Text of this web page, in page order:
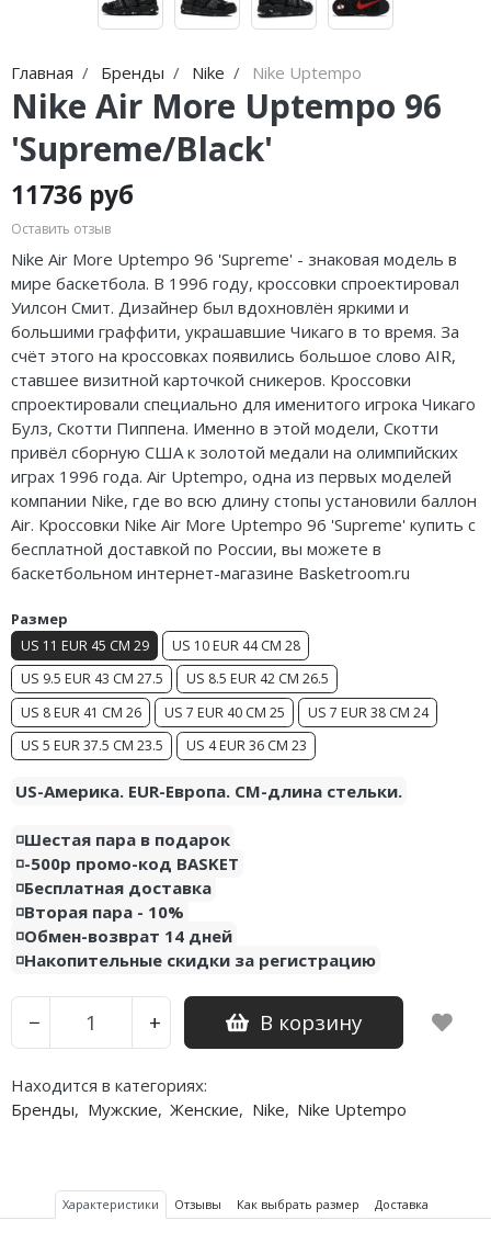
Главная Бренды Nike Nike Uptempo
Nike Air More Uptempo 96
'Supreme/Black'
11736 руб
Оставить отзыв
Nike Air More Uptempo 96 'Supreme' - знаковая модель в
мире баскетбола. В 1996 году, кроссовки спроектировал
Уилсон Смит. Дизайнер был вдохновлён яркими и
большими граффити, украшавшие Чикаго в то время. За
счёт этого на кроссовках появились большое слово AIR,
ставшее визитной карточкой сникеров. Кроссовки
спроектировали специально для именитого игрока Чикаго
Булз, Скотти Пиппена. Именно в этой модели, Скотти
привёл сборную США к золотой медали на олимпийских
играх 1996 года. Air Uptempo, одна из первых моделей
компании Nike, где во всю длину стопы установили баллон
Air. Кроссовки Nike Air More Uptempo 96 'Supreme' купить с
бесплатной доставкой по России, вы можете в
баскетбольном интернет-магазине Basketroom.ru
Размер
US 11 EUR 45 CM 29
US 10 EUR 44 CM 28
US 9.5 EUR 43 CM 27.5
US 8.5 EUR 42 CM 26.5
US 8 EUR 41 CM 26
US 7 EUR 40 CM 25
US 7 EUR 38 CM 24
US 5 EUR 37.5 CM 23.5
US 4 EUR 36 CM 23
US-Америка. EUR-Европа. CM-длина стельки.
◽️Шестая пара в подарок
◽️-500р промо-код BASKET
◽️Бесплатная доставка
◽️Вторая пара - 10%
◽️Обмен-возврат 14 дней
◽️Накопительные скидки за регистрацию
− + В корзину
Находится в категориях:
Бренды, Мужские, Женские, Nike, Nike Uptempo
Характеристики Отзывы Как выбрать размер Доставка
Air Jordan 312
Air Jordan 40
Air Jordan 39
Air Jordan 38
Air Jordan 37
Air Jordan 36
Air Jordan 1
Air Jordan 3
Air Jordan 4
Air Jordan 5
Air Jordan 6
Air Jordan 10
Air Jordan 11
Air Jordan 12
Air Jordan 13
Air Jordan 14
Air Jordan 15
Air Jordan 23
adidas Gazelle
adidas Handball
adidas Adistar
adidas adiFOM
adidas Adizero
adidas Harden
adidas Dame
adidas AE
Adidas Yeezy Boost 350 V2